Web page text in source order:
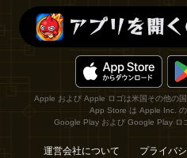
Apple および Apple ロゴは米国その他の
App Store は Apple Inc. の
Google Play および Google Play ロ
運営会社について プライバ